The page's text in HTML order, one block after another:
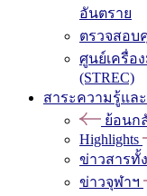
อันตราย
ตรวจสอบ
ศูนย์เครื่อ
(STREC)
สาระความรู้แล
ย้อนก
Highlights
ข่าวสารทั้
ข่าวจุฬาฯ